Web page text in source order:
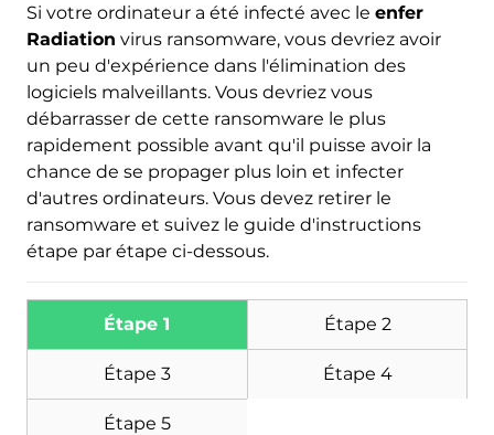
Si votre ordinateur a été infecté avec le enfer
Radiation virus ransomware, vous devriez avoir
un peu d'expérience dans l'élimination des
logiciels malveillants. Vous devriez vous
débarrasser de cette ransomware le plus
rapidement possible avant qu'il puisse avoir la
chance de se propager plus loin et infecter
d'autres ordinateurs. Vous devez retirer le
ransomware et suivez le guide d'instructions
étape par étape ci-dessous.
Étape 1 Étape 2
Étape 3 Étape 4
Étape 5